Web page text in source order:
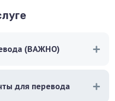
(ВАЖНО)
для перевода